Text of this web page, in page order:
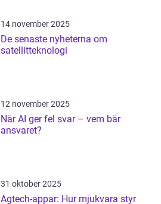
14 november 2025
De senaste nyheterna om
satellitteknologi
12 november 2025
När AI ger fel svar – vem bär
ansvaret?
31 oktober 2025
Agtech-appar: Hur mjukvara styr